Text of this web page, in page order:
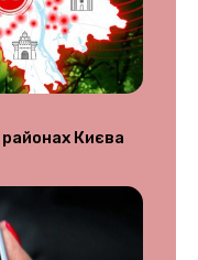
Києва